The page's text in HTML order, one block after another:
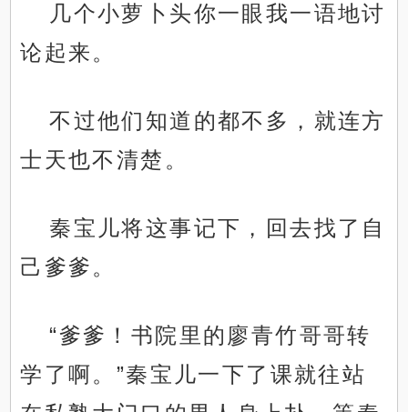
几个小萝卜头你一眼我一语地讨
论起来。
不过他们知道的都不多，就连方
士天也不清楚。
秦宝儿将这事记下，回去找了自
己爹爹。
“爹爹！书院里的廖青竹哥哥转
学了啊。”秦宝儿一下了课就往站